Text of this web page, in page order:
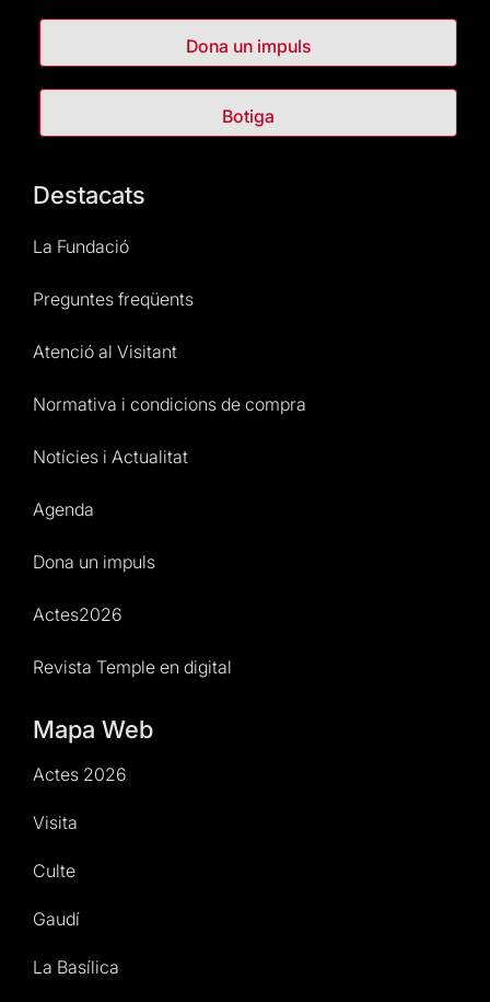
Dona un impuls
Botiga
Destacats
La Fundació
Preguntes freqüents
Atenció al Visitant
Normativa i condicions de compra
Notícies i Actualitat
Agenda
Dona un impuls
Actes2026
Revista Temple en digital
Mapa Web
Actes 2026
Visita
Culte
Gaudí
La Basílica